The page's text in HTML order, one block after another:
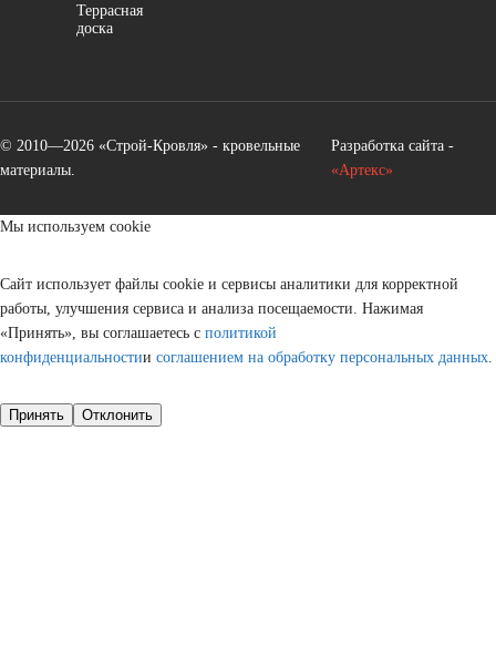
Террасная
доска
© 2010—2026 «Строй-Кровля» - кровельные
материалы.
Разработка сайта -
«Артекс»
Мы используем cookie
Сайт использует файлы cookie и сервисы аналитики для корректной
работы, улучшения сервиса и анализа посещаемости. Нажимая
«Принять», вы соглашаетесь с политикой
конфиденциальностии соглашением на обработку персональных данных.
Принять Отклонить